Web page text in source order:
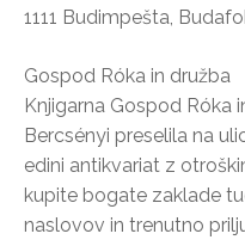
1111 Budimpešta,
Gospod Róka in družba
Knjigarna Gospod Róka
Bercsényi preselila na
edini antikvariat z
kupite bogate zaklade
naslovov in trenutno